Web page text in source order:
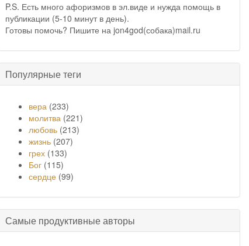
P.S. Есть много афоризмов в эл.виде и нужда помощь в
публикации (5-10 минут в день).
Готовы помочь? Пишите на jon4god(собака)mail.ru
Популярные теги
вера (233)
молитва (221)
любовь (213)
жизнь (207)
грех (133)
Бог (115)
сердце (99)
Самые продуктивные авторы